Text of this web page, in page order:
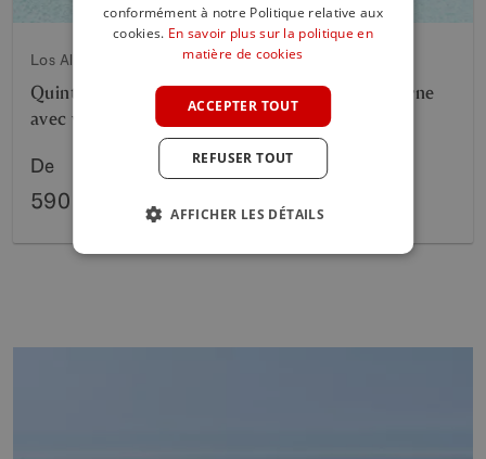
Los Altos de los Monteros, Marbella Est
Quintessence, Nouveau développement moderne
avec vue panoramique sur la mer
De
590 000 €
SPANISH
FRENCH
POLISH
conformément à notre Politique relative aux
cookies. En savoir plus sur la politique en
matière de cookies
ACCEPTER TOUT
REFUSER TOUT
AFFICHER LES DÉTAILS